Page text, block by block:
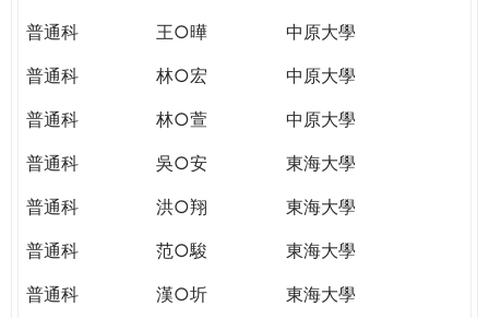
普通科
王○曄
中原大學
普通科
林○宏
中原大學
普通科
林○萱
中原大學
普通科
吳○安
東海大學
普通科
洪○翔
東海大學
普通科
范○駿
東海大學
普通科
漢○圻
東海大學